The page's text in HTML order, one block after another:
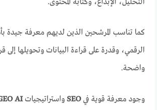
التحليل، الإبداع، وكتابة المحتوى.
كما تناسب المرشحين الذين لديهم معرفة جيدة
الرقمي، وقدرة على قراءة البيانات وتحويلها إلى
واضحة.
وجود معرفة قوية فيSEO واستراتيجياتAI